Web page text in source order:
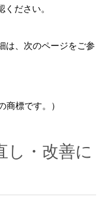
ださい。
は、次のページをご参
商標です。）
し・改善に